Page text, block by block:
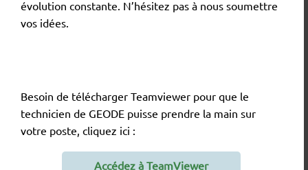
évolution constante. N’hésitez pas à nous soumettre
vos idées.
Besoin de télécharger Teamviewer pour que le
technicien de GEODE puisse prendre la main sur
votre poste, cliquez ici :
Accédez à TeamViewer